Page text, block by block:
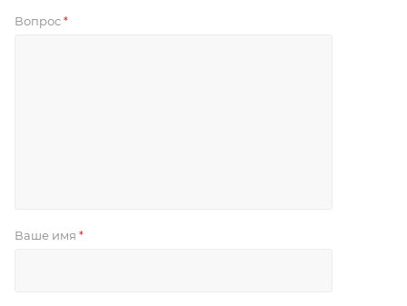
Вопрос *
Ваше имя *